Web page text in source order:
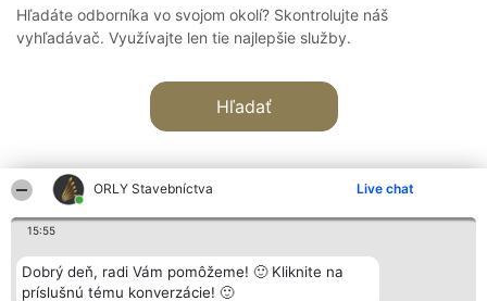
ORLY Stavebníctva Live chat
15:55
Dobrý deň, radi Vám pomôžeme! 🙂 Kliknite na
príslušnú tému konverzácie! 🙂
Hľadáte odborníka vo svojom okolí? Skontrolujte náš
vyhľadávač. Využívajte len tie najlepšie služby.
Hľadať
Organizátor hodnotenia
Bright Side Solutions sp. z o.
o. sp. k.
Hodnotenie
Laureáti
Lista
Kontakt
Kontakt